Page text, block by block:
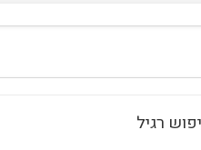
רגיל